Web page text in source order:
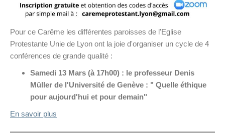
Pour ce Carême les différentes paroisses de l'Eglise
Protestante Unie de Lyon ont la joie d'organiser un cycle de 4
conférences de grande qualité :
Samedi 13 Mars (à 17h00) : le professeur Denis
Müller de l'Université de Genève : " Quelle éthique
pour aujourd'hui et pour demain"
En savoir plus